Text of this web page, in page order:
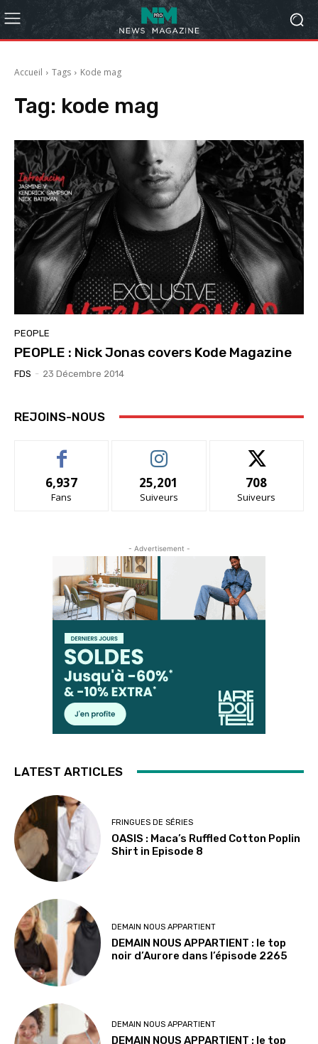
Accueil Tags Kode mag
Tag: kode mag
PEOPLE
PEOPLE : Nick Jonas covers Kode Magazine
FDS - 23 Décembre 2014
REJOINS-NOUS
6,937
Fans
25,201
Suiveurs
708
Suiveurs
- Advertisement -
LATEST ARTICLES
FRINGUES DE SÉRIES
OASIS : Maca’s Ruffled Cotton Poplin
Shirt in Episode 8
DEMAIN NOUS APPARTIENT
DEMAIN NOUS APPARTIENT : le top
noir d’Aurore dans l’épisode 2265
DEMAIN NOUS APPARTIENT
DEMAIN NOUS APPARTIENT : le top